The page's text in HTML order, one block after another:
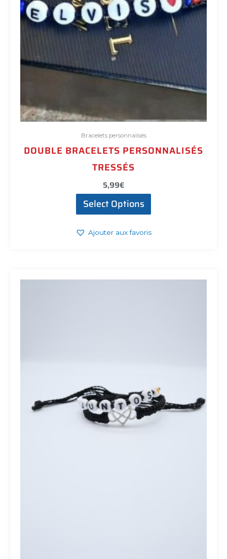
Bracelets personnalisés
DOUBLE BRACELETS PERSONNALISÉS
TRESSÉS
5,99€
Select Options
Ajouter aux favoris